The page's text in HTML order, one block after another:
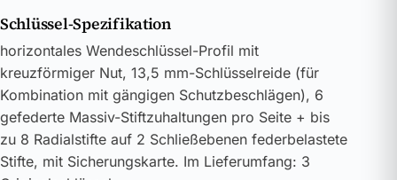
Schlüssel-Spezifikation
horizontales Wendeschlüssel-Profil mit
kreuzförmiger Nut, 13,5 mm-Schlüsselreide (für
Kombination mit gängigen Schutzbeschlägen), 6
gefederte Massiv-Stiftzuhaltungen pro Seite + bis
zu 8 Radialstifte auf 2 Schließebenen federbelastete
Stifte, mit Sicherungskarte. Im Lieferumfang: 3